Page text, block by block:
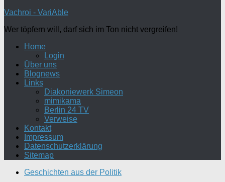
Vachroi - VariAble
Wer töpfern will, darf sich im Ton nicht vergreifen!
Home
Login
Über uns
Blognews
Links
Diakoniewerk Simeon
mimikama
Berlin 24 TV
Verweise
Kontakt
Impressum
Datenschutzerklärung
Sitemap
Geschichten aus der Politik